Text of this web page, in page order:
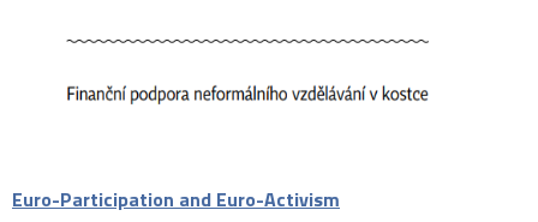
Euro-Participation and Euro-Activism